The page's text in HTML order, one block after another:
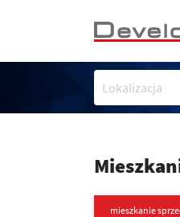
Lokalizacja
mieszkanie